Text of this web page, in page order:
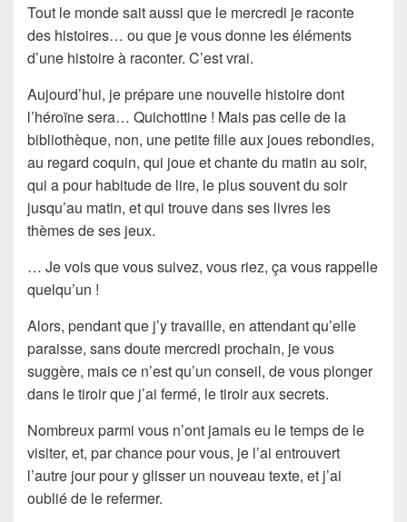
Tout le monde sait aussi que le mercredi je raconte
des histoires… ou que je vous donne les éléments
d’une histoire à raconter. C’est vrai.
Aujourd’hui, je prépare une nouvelle histoiredont
l’héroïne sera… Quichottine ! Mais pas celle de la
bibliothèque, non, une petite fille aux joues rebondies,
au regard coquin, qui joue et chante du matin au soir,
qui a pour habitude de lire, le plus souvent du soir
jusqu’au matin, et qui trouve dans ses livres les
thèmes de ses jeux.
… Je vois que vous suivez, vous riez, ça vous rappelle
quelqu’un !
Alors, pendant que j’y travaille, en attendant qu’elle
paraisse, sans doute mercredi prochain, je vous
suggère, mais ce n’est qu’un conseil, de vous plonger
dans le tiroir que j’ai fermé, le tiroir aux secrets.
Nombreux parmi vous n’ont jamais eu le temps de le
visiter, et, par chance pour vous, je l’ai entrouvert
l’autre jour pour y glisser un nouveau texte, et j’ai
oublié de le refermer.